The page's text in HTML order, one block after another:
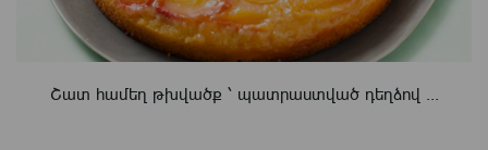
Շատ համեղ թխվածք ՝ պատրաստված դեղձով ...